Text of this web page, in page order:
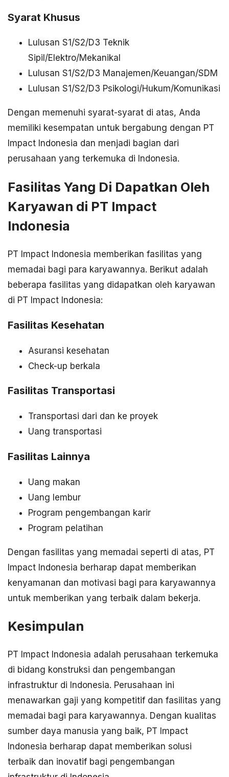
Syarat Khusus
Lulusan S1/S2/D3 Teknik
Sipil/Elektro/Mekanikal
Lulusan S1/S2/D3 Manajemen/Keuangan/SDM
Lulusan S1/S2/D3 Psikologi/Hukum/Komunikasi
Dengan memenuhi syarat-syarat di atas, Anda
memiliki kesempatan untuk bergabung dengan PT
Impact Indonesia dan menjadi bagian dari
perusahaan yang terkemuka di Indonesia.
Fasilitas Yang Di Dapatkan Oleh
Karyawan di PT Impact
Indonesia
PT Impact Indonesia memberikan fasilitas yang
memadai bagi para karyawannya. Berikut adalah
beberapa fasilitas yang didapatkan oleh karyawan
di PT Impact Indonesia:
Fasilitas Kesehatan
Asuransi kesehatan
Check-up berkala
Fasilitas Transportasi
Transportasi dari dan ke proyek
Uang transportasi
Fasilitas Lainnya
Uang makan
Uang lembur
Program pengembangan karir
Program pelatihan
Dengan fasilitas yang memadai seperti di atas, PT
Impact Indonesia berharap dapat memberikan
kenyamanan dan motivasi bagi para karyawannya
untuk memberikan yang terbaik dalam bekerja.
Kesimpulan
PT Impact Indonesia adalah perusahaan terkemuka
di bidang konstruksi dan pengembangan
infrastruktur di Indonesia. Perusahaan ini
menawarkan gaji yang kompetitif dan fasilitas yang
memadai bagi para karyawannya. Dengan kualitas
sumber daya manusia yang baik, PT Impact
Indonesia berharap dapat memberikan solusi
terbaik dan inovatif bagi pengembangan